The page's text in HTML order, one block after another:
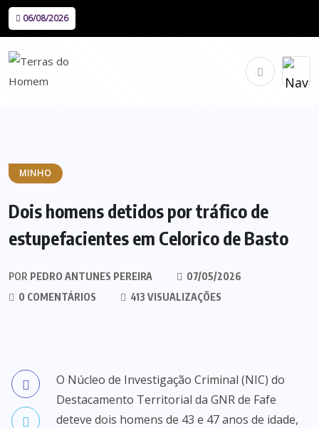
06/08/2026
MINHO
Dois homens detidos por tráfico de
estupefacientes em Celorico de Basto
POR PEDRO ANTUNES PEREIRA
07/05/2026
0 COMENTÁRIOS
413 VISUALIZAÇÕES
O Núcleo de Investigação Criminal (NIC) do
Destacamento Territorial da GNR de Fafe
deteve dois homens de 43 e 47 anos de idade,